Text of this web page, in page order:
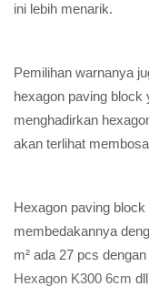
ini lebih menarik.
Pemilihan warnanya
hexagon paving block
menghadirkan
akan terlihat
Hexagon paving
membedakannya
m² ada 27 pcs
Hexagon K300 6cm dll